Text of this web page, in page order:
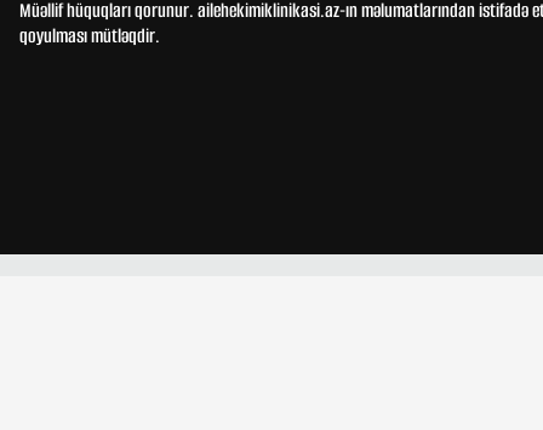
Müəllif hüquqları qorunur. ailehekimiklinikasi.az-ın məlumatlarından
qoyulması mütləqdir.